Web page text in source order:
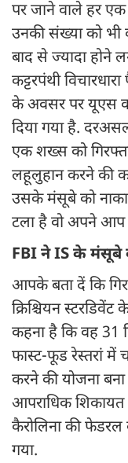
पर जाने वाले हर
उनकी संख्या को
बाद से ज्यादा होने
कट्टरपंथी
के अवसर पर यूएस
दिया गया है.
एक शख्स को
लहूलुहान करने की
उसके मंसूबे को
टला है वो अपने आप
FBI ने IS के मंसूबे
आपके बता दें कि
क्रिश्चियन
कहना है कि वह 31
फास्ट-फूड रेस्तरां में
करने की योजना
आपराधिक शिकायत
कैरोलिना की फेडरल
गया.